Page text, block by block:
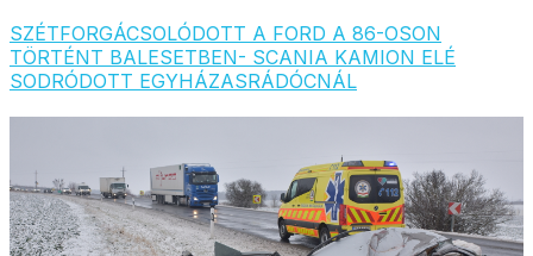
SZÉTFORGÁCSOLÓDOTT A FORD A 86-OSON
TÖRTÉNT BALESETBEN- SCANIA KAMION ELÉ
SODRÓDOTT EGYHÁZASRÁDÓCNÁL